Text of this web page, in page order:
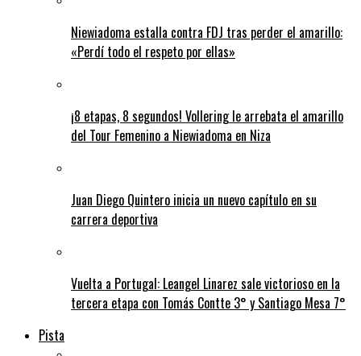
Niewiadoma estalla contra FDJ tras perder el amarillo:
«Perdí todo el respeto por ellas»
¡8 etapas, 8 segundos! Vollering le arrebata el amarillo
del Tour Femenino a Niewiadoma en Niza
Juan Diego Quintero inicia un nuevo capítulo en su
carrera deportiva
Vuelta a Portugal: Leangel Linarez sale victorioso en la
tercera etapa con Tomás Contte 3° y Santiago Mesa 7°
Pista